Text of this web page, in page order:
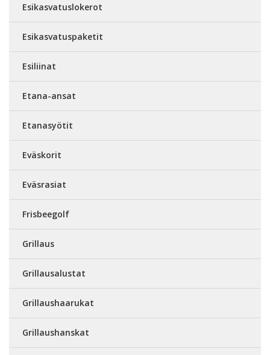
Esikasvatuslokerot
Esikasvatuspaketit
Esiliinat
Etana-ansat
Etanasyötit
Eväskorit
Eväsrasiat
Frisbeegolf
Grillaus
Grillausalustat
Grillaushaarukat
Grillaushanskat